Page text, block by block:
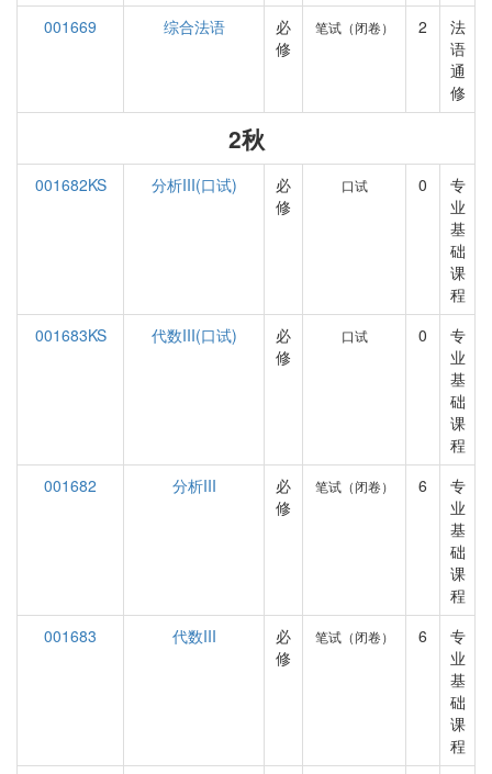
001669
综合法语
必
修
笔试（闭卷） 2
法
语
通
修
2秋
001682KS 分析III(口试)
必
修
口试 0
专
业
基
础
课
程
001683KS
代数III(口试)
必
修
口试 0
专
业
基
础
课
程
001682
分析III
必
修
笔试（闭卷） 6
专
业
基
础
课
程
001683
代数III
必
修
笔试（闭卷） 6
专
业
基
础
课
程